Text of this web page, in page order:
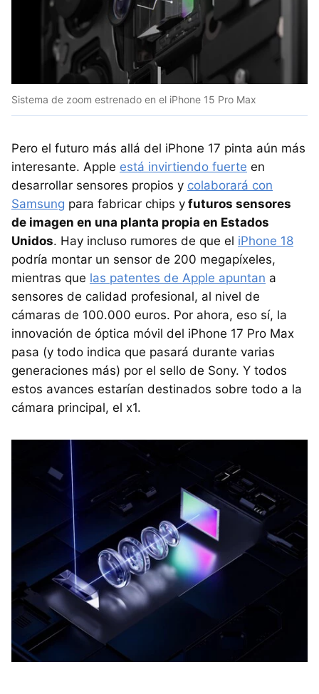
Sistema de zoom estrenado en el iPhone 15 Pro Max
Pero el futuro más allá del iPhone 17 pinta aún más
interesante. Apple está invirtiendo fuerte en
desarrollar sensores propios y colaborará con
Samsung para fabricar chips y futuros sensores
de imagen en una planta propia en Estados
Unidos. Hay incluso rumores de que el iPhone 18
podría montar un sensor de 200 megapíxeles,
mientras que las patentes de Apple apuntan a
sensores de calidad profesional, al nivel de
cámaras de 100.000 euros. Por ahora, eso sí, la
innovación de óptica móvil del iPhone 17 Pro Max
pasa (y todo indica que pasará durante varias
generaciones más) por el sello de Sony. Y todos
estos avances estarían destinados sobre todo a la
cámara principal, el x1.